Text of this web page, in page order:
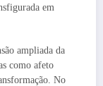
em
ampliada da
como afeto
No